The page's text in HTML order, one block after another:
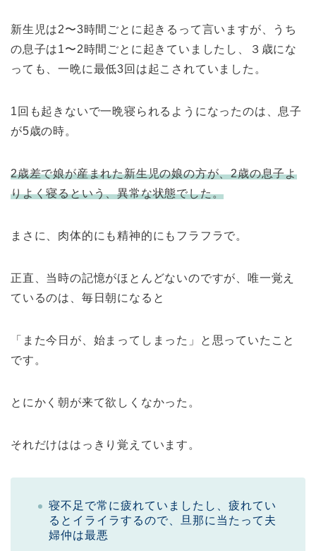
新生児は2〜3時間ごとに起きるって言いますが、
うち
の息子は1〜2時間ごとに起きていましたし、
３歳にな
っても、一晩に最低3回は起こされていました。
1回も起きないで一晩寝られるようになったのは、息子
が5歳の時。
2歳差で娘が産まれた新生児の娘の方が、2歳の息子よ
りよく寝るという、異常な状態でした。
まさに、肉体的にも精神的にもフラフラで。
正直、当時の記憶がほとんどないのですが、唯一覚え
ているのは、毎日朝になると
「また今日が、始まってしまった」と思っていたこと
です。
とにかく朝が来て欲しくなかった。
それだけははっきり覚えています。
寝不足で常に疲れていましたし、疲れてい
るとイライラするので、旦那に当たって夫
婦仲は最悪